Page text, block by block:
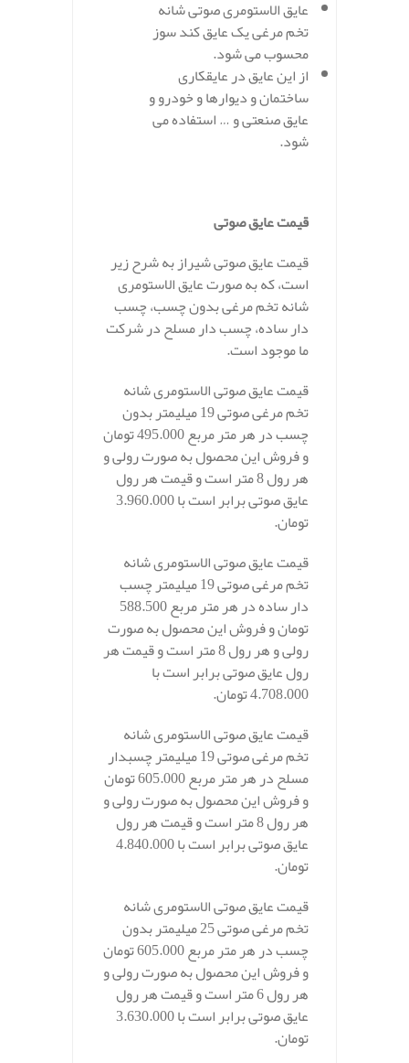
عایق الاستومری صوتی شانه
تخم مرغی یک عایق کند سوز
محسوب می شود.
از این عایق در عایقکاری
ساختمان و دیوارها و خودرو و
عایق صنعتی و … استفاده می
شود.
قیمت عایق صوتی
قیمت عایق صوتی شیراز به شرح زیر
است، که به صورت عایق الاستومری
شانه تخم مرغی بدون چسب، چسب
دار ساده، چسب دار مسلح در شرکت
ما موجود است.
قیمت عایق صوتی الاستومری شانه
تخم مرغی صوتی 19 میلیمتر بدون
چسب در هر متر مربع 495.000 تومان
و فروش این محصول به صورت رولی و
هر رول 8 متر است و قیمت هر رول
عایق صوتی برابر است با 3.960.000
تومان.
قیمت عایق صوتی الاستومری شانه
تخم مرغی صوتی 19 میلیمتر چسب
دار ساده در هر متر مربع 588.500
تومان و فروش این محصول به صورت
رولی و هر رول 8 متر است و قیمت هر
رول عایق صوتی برابر است با
4.708.000 تومان.
قیمت عایق صوتی الاستومری شانه
تخم مرغی صوتی 19 میلیمتر چسبدار
مسلح در هر متر مربع 605.000 تومان
و فروش این محصول به صورت رولی و
هر رول 8 متر است و قیمت هر رول
عایق صوتی برابر است با 4.840.000
تومان.
قیمت عایق صوتی الاستومری شانه
تخم مرغی صوتی 25 میلیمتر بدون
چسب در هر متر مربع 605.000 تومان
و فروش این محصول به صورت رولی و
هر رول 6 متر است و قیمت هر رول
عایق صوتی برابر است با 3.630.000
تومان.